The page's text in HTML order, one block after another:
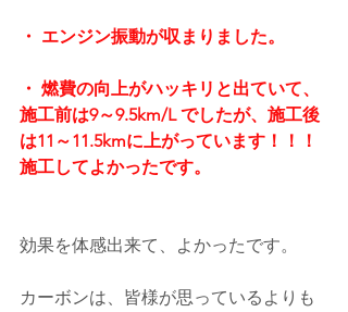
・ エンジン振動が収まりました。
・ 燃費の向上がハッキリと出ていて、
施工前は9～9.5km/L でしたが、施工後
は11～11.5kmに上がっています！！！
施工してよかったです。
効果を体感出来て、よかったです。
カーボンは、皆様が思っているよりも